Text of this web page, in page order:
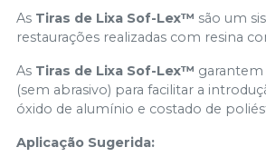
As Tiras de Lixa Sof-Lex™ são um
restaurações realizadas com resina
As Tiras de Lixa Sof-Lex™
(sem abrasivo) para facilitar a
óxido de alumínio e costado de
Aplicação Sugerida: